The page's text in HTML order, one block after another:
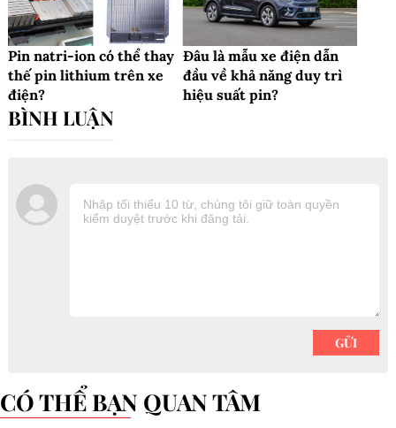
Pin natri-ion có thể thay
thế pin lithium trên xe
điện?
Đâu là mẫu xe điện dẫn
đầu về khả năng duy trì
hiệu suất pin?
CÓ THỂ BẠN QUAN TÂM